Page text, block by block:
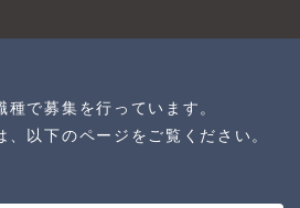
種で募集を行っています。
以下のページをご覧ください。